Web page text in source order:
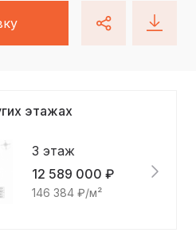
этажах
3 этаж
12 589 000 ₽
146 384 ₽/м²